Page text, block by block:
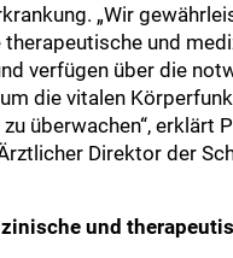
„Wir
und
verfügen über die
die vitalen
überwachen“, erklärt
Direktor der
und